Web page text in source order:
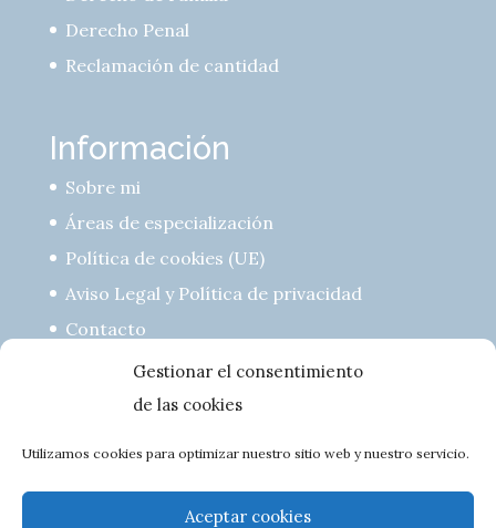
Gestionar el consentimiento
de las cookies
Utilizamos cookies para optimizar nuestro sitio web y nuestro servicio.
Aceptar cookies
Derecho Penal
Reclamación de cantidad
Información
Sobre mi
Áreas de especialización
Política de cookies (UE)
Aviso Legal y Política de privacidad
Contacto
San Fernando 26, entlo centro · 39010